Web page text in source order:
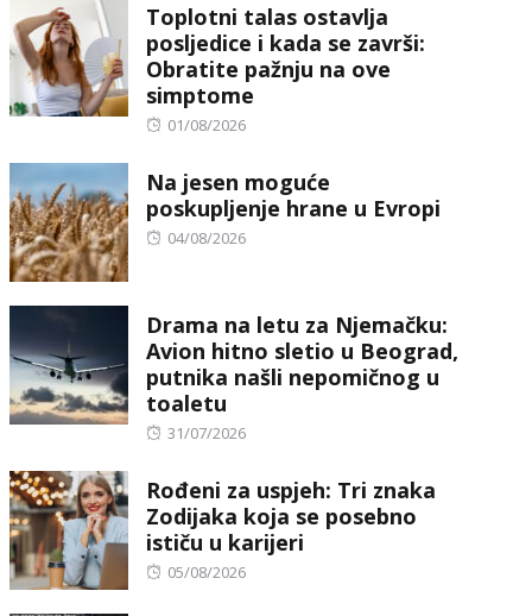
Toplotni talas ostavlja
posljedice i kada se završi:
Obratite pažnju na ove
simptome
Posted
01/08/2026
Na jesen moguće
poskupljenje hrane u Evropi
Posted
04/08/2026
Drama na letu za Njemačku:
Avion hitno sletio u Beograd,
putnika našli nepomičnog u
toaletu
Posted
31/07/2026
Rođeni za uspjeh: Tri znaka
Zodijaka koja se posebno
ističu u karijeri
Posted
05/08/2026